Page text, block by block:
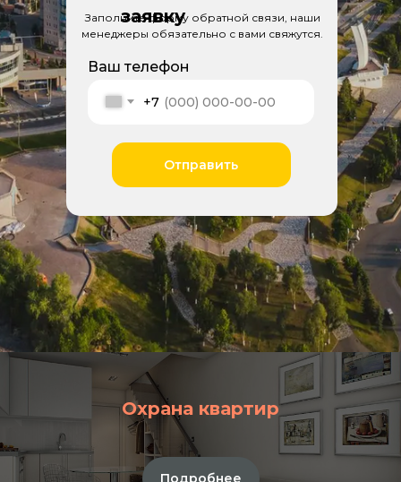
Ваш телефон
+7
Отправить
заявку
Заполните форму обратной связи, наши
менеджеры обязательно с вами свяжутся.
Охрана квартир
Подробнее